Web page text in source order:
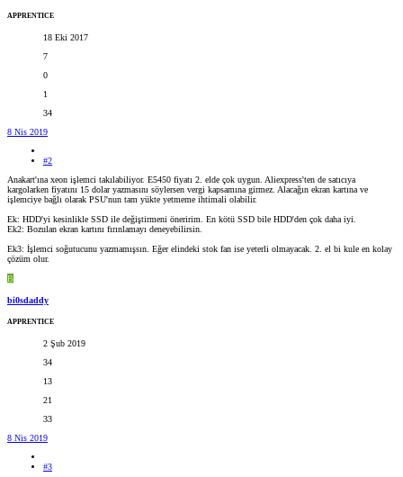
APPRENTICE
18 Eki 2017
7
0
1
34
8 Nis 2019
#2
Anakart'ına xeon işlemci takılabiliyor. E5450 fiyatı 2. elde çok uygun. Aliexpress'ten de satıcıya
kargolarken fiyatını 15 dolar yazmasını söylersen vergi kapsamına girmez. Alacağın ekran kartına ve
işlemciye bağlı olarak PSU'nun tam yükte yetmeme ihtimali olabilir.
Ek: HDD'yi kesinlikle SSD ile değiştirmeni öneririm. En kötü SSD bile HDD'den çok daha iyi.
Ek2: Bozulan ekran kartını fırınlamayı deneyebilirsin.
Ek3: İşlemci soğutucunu yazmamışsın. Eğer elindeki stok fan ise yeterli olmayacak. 2. el bi kule en kolay
çözüm olur.
B
bi0sdaddy
APPRENTICE
2 Şub 2019
34
13
21
33
8 Nis 2019
#3